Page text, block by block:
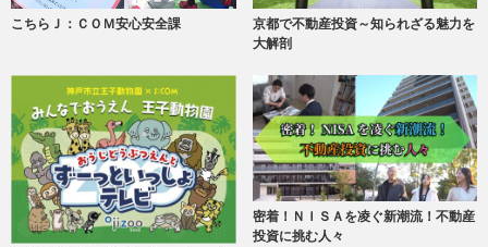
こちらＪ：ＣＯＭ安心安全課
京都で不動産投資～知られざる魅力を
大解剖
密着！ＮＩＳＡを凌ぐ新潮流！不動産
投資に挑む人々